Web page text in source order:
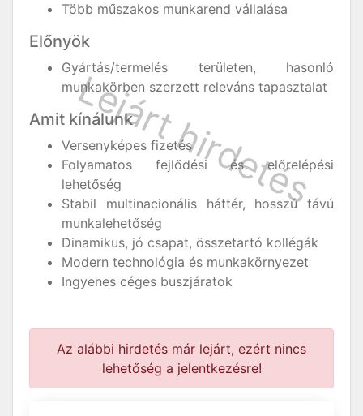
Több műszakos munkarend vállalása
Előnyök
Gyártás/termelés területen, hasonló
munkakörben szerzett releváns tapasztalat
Amit kínálunk
Versenyképes fizetés
Folyamatos fejlődési és előrelépési
lehetőség
Stabil multinacionális háttér, hosszú távú
munkalehetőség
Dinamikus, jó csapat, összetartó kollégák
Modern technológia és munkakörnyezet
Ingyenes céges buszjáratok
Az alábbi hirdetés már lejárt, ezért nincs
lehetőség a jelentkezésre!